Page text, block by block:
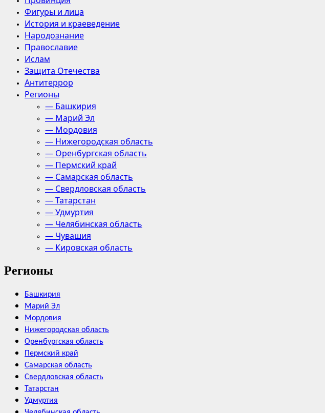
Фигуры и лица
История и краеведение
Народознание
Православие
Ислам
Защита Отечества
Антитеррор
Регионы
— Башкирия
— Марий Эл
— Мордовия
— Нижегородская область
— Оренбургская область
— Пермский край
— Самарская область
— Свердловская область
— Татарстан
— Удмуртия
— Челябинская область
— Чувашия
— Кировская область
Регионы
Башкирия
Марий Эл
Мордовия
Нижегородская область
Оренбургская область
Пермский край
Самарская область
Свердловская область
Татарстан
Удмуртия